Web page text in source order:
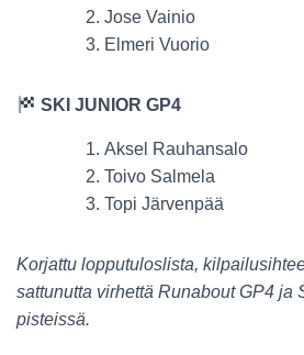
Jose Vainio
Elmeri Vuorio
SKI JUNIOR GP4
Aksel Rauhansalo
Toivo Salmela
Topi Järvenpää
Korjattu lopputuloslista,
sattunutta virhettä Runabout GP4 ja
pisteissä.